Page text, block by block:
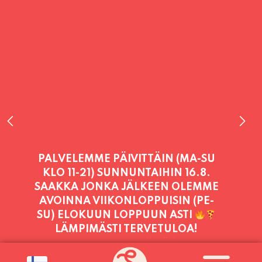
PALVELEMME TÄNÄÄN:
SUNNUNTAI 11:00 - 21:00
PALVELEMME PÄIVITTÄIN (MA-SU
KLO 11-21) SUNNUNTAIHIN 16.8.
SAAKKA JONKA JÄLKEEN OLEMME
AVOINNA VIIKONLOPPUISIN (PE-
SU) ELOKUUN LOPPUUN ASTI